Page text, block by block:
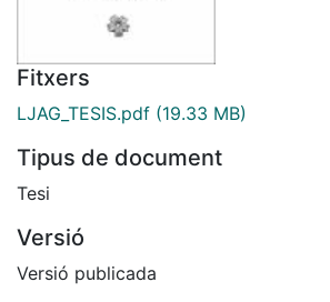
Fitxers
LJAG_TESIS.pdf (19.33 MB)
Tipus de document
Tesi
Versió
Versió publicada